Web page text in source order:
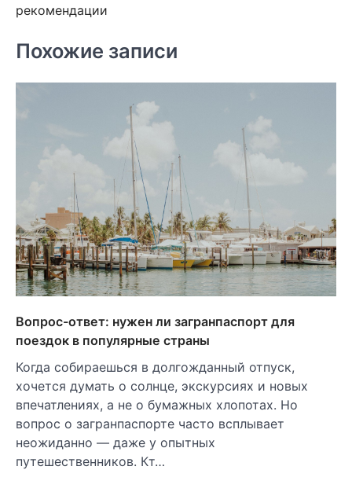
рекомендации
Похожие записи
Вопрос-ответ: нужен ли загранпаспорт для
поездок в популярные страны
Когда собираешься в долгожданный отпуск,
хочется думать о солнце, экскурсиях и новых
впечатлениях, а не о бумажных хлопотах. Но
вопрос о загранпаспорте часто всплывает
неожиданно — даже у опытных
путешественников. Кт…